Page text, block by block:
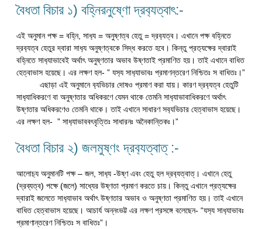
বৈধতা বিচার ১) বহ্নিরনুষ্ণো দ্রব‍্যত্বাৎ:-
এই অনুমান পক্ষ = বহ্নি, সাধ‍্য = অনুষ্ণত্ব হেতু = দ্রব‍্যত্ব। এখানে পক্ষ বহ্নিতে
দ্রব‍্যত্ব হেতুর দ্বারা সাধ‍্য অনুষ্ণত্বকে সিদ্ধ করতে হবে। কিন্তু প্রত‍্যক্ষের দ্বারাই
বহ্নিতে সাধ‍্যাভাবেই অর্থাৎ অনুষ্ণতার অভাব উষ্ণতাই প্রমাণিত হয়। তাই এখানে বাধিত
হেত্বাভাস হয়েছে। এর লক্ষণ হল- ” যস‍্য সাধ‍্যাভাবঃ প্রমাণন্তরেণ নিশ্চিতঃ স বাধিতঃ।”
এছাড়া এই অনুমানে ব‍্যভিচার দোষও প্রমাণ করা যায়। কারণ দ্রব‍্যত্ব হেতুটি
সাধ‍্যাধিকরণে বা অনুষ্ণতার অধিকরণে যেমন থাকে তেমনি সাধ‍্যাভাবাধিকরণে অর্থাৎ
উষ্ণতার অধিকরণেও তেমনি থাকে। তাই এখানে সাধারণ সব‍্যভিচার হেত্বাভাস হয়েছে।
এর লক্ষণ হল- ” সাধ‍্যাভাববৎবৃত্তিঃ সাধারনঃ অনৈকান্তিকঃ।”
বৈধতা বিচার ২) জলমুষ্ণং দ্রব‍্যত্বাত্ :-
আলোচ‍্য অনুমানটি পক্ষ – জল, সাধ‍্য -উষ্ণ এবং হেতু হল দ্রব‍্যত্বাত্। এখানে হেতু
(দ্রব্যত্ব) পক্ষে (জলে) সাধ্যের উষ্ণতা প্রমাণ করতে চায়। কিন্তু এখানে প্রত্যক্ষের
দ্বারাই জলেতে সাধ‍্যাভাব অর্থাৎ উষ্ণতার অভাব ও অনুষ্ণতা প্রমাণিত হয়। তাই এখানে
বাধিত হেত্বাভাস হয়েছে। আচার্য অন্নংভট্ট এর লক্ষণ প্রসঙ্গে বলেছেন- “যস‍্য সাধ‍্যাভাবঃ
প্রমাণান্তরেণ নিশ্চিতঃ স বাধিতঃ”।